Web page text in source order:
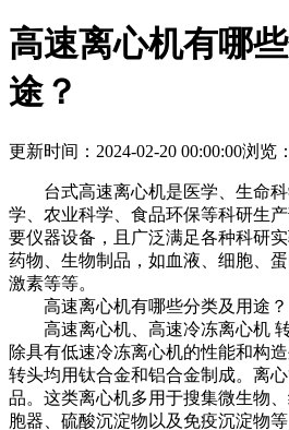
高速离心机有哪
途？
更新时间：2024-02-20 00:00:00浏览
台式高速离心机是医学、生命科
学、农业科学、食品环保等科研生
要仪器设备，且广泛满足各种科研
药物、生物制品，如血液、细胞、
激素等等。
高速离心机有哪些分类及用途？
高速离心机、高速冷冻离心机 转
除具有低速冷冻离心机的性能和构
转头均用钛合金和铝合金制成。离
品。这类离心机多用于搜集微生物
胞器、硫酸沉淀物以及免疫沉淀物等